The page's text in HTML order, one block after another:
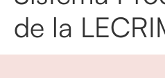
de la